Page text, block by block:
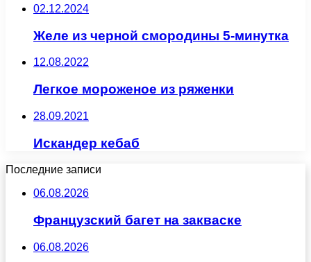
02.12.2024
Желе из черной смородины 5-минутка
12.08.2022
Легкое мороженое из ряженки
28.09.2021
Искандер кебаб
Последние записи
06.08.2026
Французский багет на закваске
06.08.2026